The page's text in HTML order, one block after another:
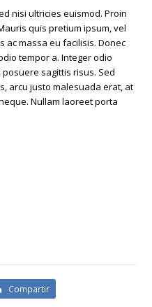
nisi ultricies euismod. Proin
quis pretium ipsum, vel
ac massa eu facilisis. Donec
tempor a. Integer odio
sagittis risus. Sed
arcu justo malesuada erat, at
Nullam laoreet porta
Compartir